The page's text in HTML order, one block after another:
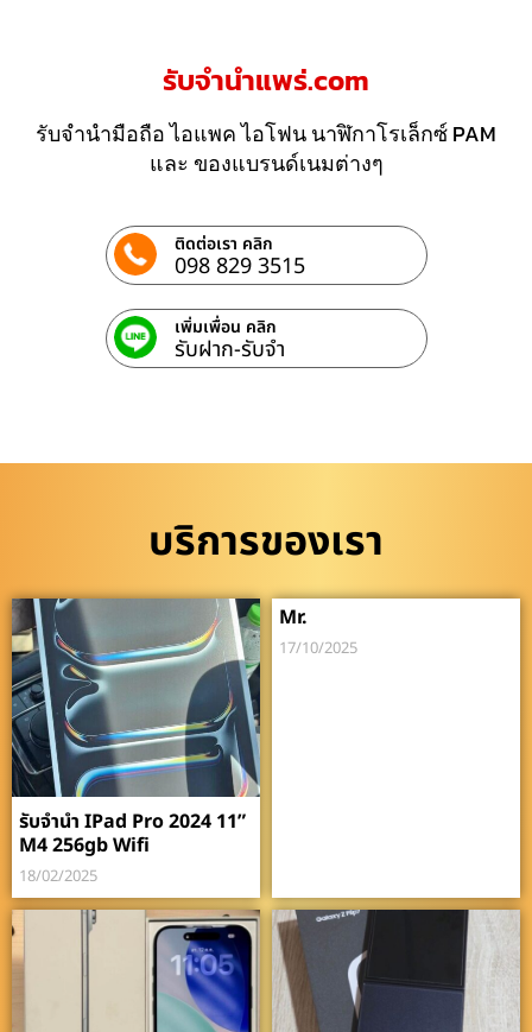
รับจํานําแพร่.com
รับจำนำมือถือ ไอแพค ไอโฟน นาฬิกาโรเล็กซ์ PAM
และ ของแบรนด์เนมต่างๆ
ติดต่อเรา คลิก
098 829 3515
เพิ่มเพื่อน คลิก
รับฝาก-รับจํา
บริการของเรา
รับจำนำ IPad Pro 2024 11”
M4 256gb Wifi
18/02/2025
Mr.
17/10/2025